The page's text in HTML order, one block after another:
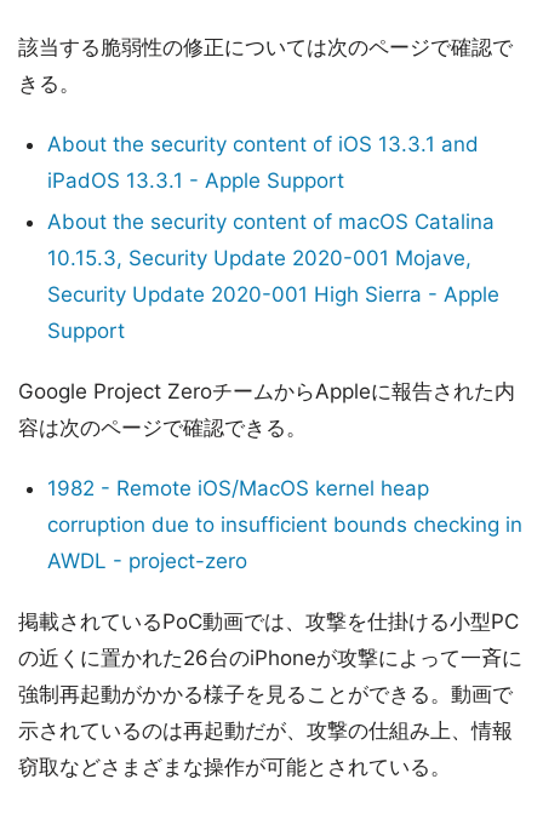
該当する脆弱性の修正については次のページで確認で
きる。
About the security content of iOS 13.3.1 and
iPadOS 13.3.1 - Apple Support
About the security content of macOS Catalina
10.15.3, Security Update 2020-001 Mojave,
Security Update 2020-001 High Sierra - Apple
Support
Google Project ZeroチームからAppleに報告された内
容は次のページで確認できる。
1982 - Remote iOS/MacOS kernel heap
corruption due to insufficient bounds checking in
AWDL - project-zero
掲載されているPoC動画では、攻撃を仕掛ける小型PC
の近くに置かれた26台のiPhoneが攻撃によって一斉に
強制再起動がかかる様子を見ることができる。動画で
示されているのは再起動だが、攻撃の仕組み上、情報
窃取などさまざまな操作が可能とされている。